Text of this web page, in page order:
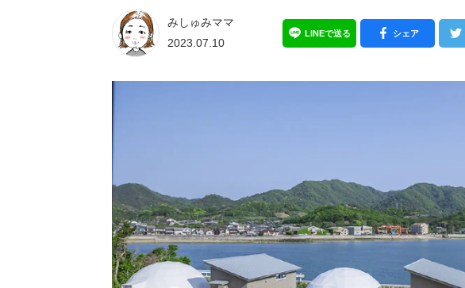
みしゅみママ
2023.07.10
LINEで送る シェア